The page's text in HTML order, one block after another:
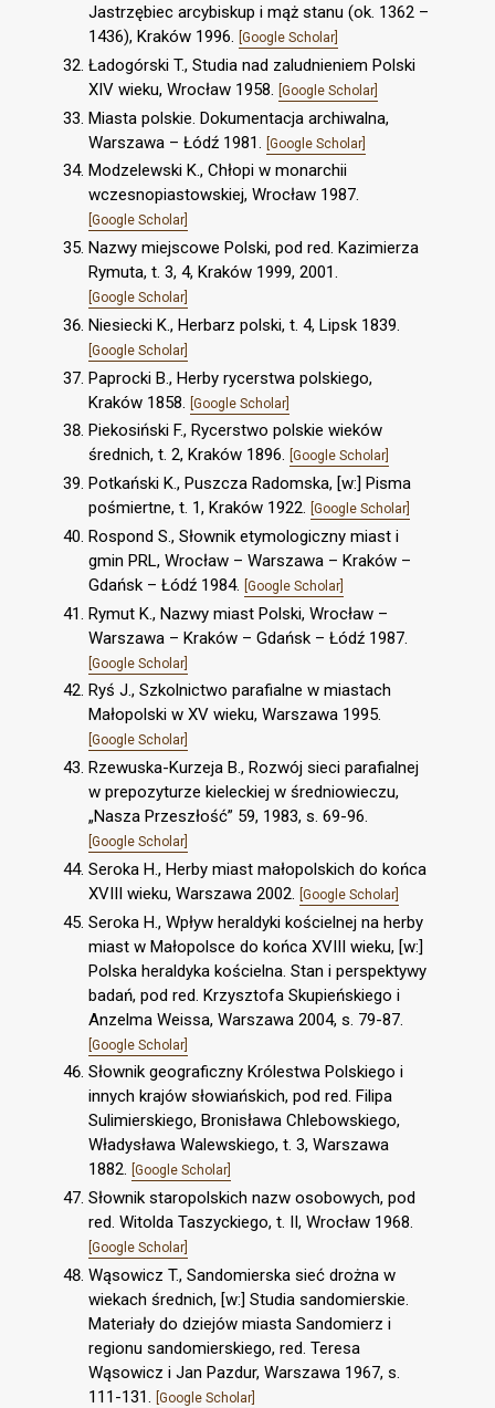
Jastrzębiec arcybiskup i mąż stanu (ok. 1362 –
1436), Kraków 1996. [Google Scholar]
Ładogórski T., Studia nad zaludnieniem Polski
XIV wieku, Wrocław 1958. [Google Scholar]
Miasta polskie. Dokumentacja archiwalna,
Warszawa – Łódź 1981.
[Google Scholar]
Modzelewski K., Chłopi w monarchii
wczesnopiastowskiej, Wrocław 1987.
[Google Scholar]
Nazwy miejscowe Polski, pod red. Kazimierza
Rymuta, t. 3, 4, Kraków 1999, 2001.
[Google Scholar]
Niesiecki K., Herbarz polski, t. 4, Lipsk 1839.
[Google Scholar]
Paprocki B., Herby rycerstwa polskiego,
Kraków 1858.
[Google Scholar]
Piekosiński F., Rycerstwo polskie wieków
średnich, t. 2, Kraków 1896. [Google Scholar]
Potkański K., Puszcza Radomska, [w:] Pisma
pośmiertne, t. 1, Kraków 1922. [Google Scholar]
Rospond S., Słownik etymologiczny miast i
gmin PRL, Wrocław – Warszawa – Kraków –
Gdańsk – Łódź 1984. [Google Scholar]
Rymut K., Nazwy miast Polski, Wrocław –
Warszawa – Kraków – Gdańsk – Łódź 1987.
[Google Scholar]
Ryś J., Szkolnictwo parafialne w miastach
Małopolski w XV wieku, Warszawa 1995.
[Google Scholar]
Rzewuska-Kurzeja B., Rozwój sieci parafialnej
w prepozyturze kieleckiej w średniowieczu,
„Nasza Przeszłość” 59, 1983, s. 69-96.
[Google Scholar]
Seroka H., Herby miast małopolskich do końca
XVIII wieku, Warszawa 2002. [Google Scholar]
Seroka H., Wpływ heraldyki kościelnej na herby
miast w Małopolsce do końca XVIII wieku, [w:]
Polska heraldyka kościelna. Stan i perspektywy
badań, pod red. Krzysztofa Skupieńskiego i
Anzelma Weissa, Warszawa 2004, s. 79-87.
[Google Scholar]
Słownik geograficzny Królestwa Polskiego i
innych krajów słowiańskich, pod red. Filipa
Sulimierskiego, Bronisława Chlebowskiego,
Władysława Walewskiego, t. 3, Warszawa
1882. [Google Scholar]
Słownik staropolskich nazw osobowych, pod
red. Witolda Taszyckiego, t. II, Wrocław 1968.
[Google Scholar]
Wąsowicz T., Sandomierska sieć drożna w
wiekach średnich, [w:] Studia sandomierskie.
Materiały do dziejów miasta Sandomierz i
regionu sandomierskiego, red. Teresa
Wąsowicz i Jan Pazdur, Warszawa 1967, s.
111-131. [Google Scholar]